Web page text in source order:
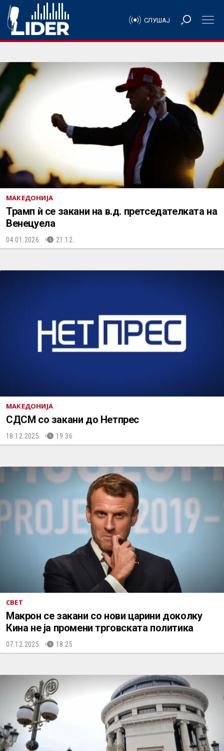
СЛУШАЈ
МАКЕДОНИЈА
Трамп ѝ се закани на в.д. претседателката на
Венецуела
04.01.2026. 21:12
МАКЕДОНИЈА
СДСМ со закани до Нетпрес
18.12.2025. 19:36
СВЕТ
Макрон се закани со нови царини доколку
Кина не ја промени трговската политика
07.12.2025. 18:25